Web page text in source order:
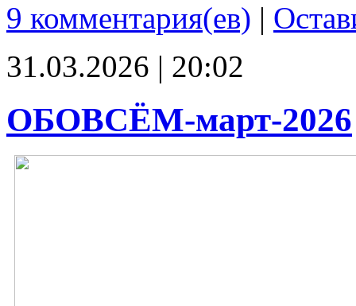
9 комментария(ев) |
31.03.2026 | 20:02
ОБОВСЁМ-март-2026